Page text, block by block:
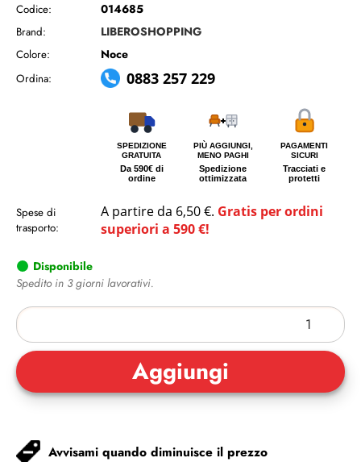
Codice: 014685
Brand: LIBEROSHOPPING
Colore: Noce
Ordina: 0883 257 229
SPEDIZIONE
GRATUITA
Da 590€ di
ordine
PIÙ AGGIUNGI,
MENO PAGHI
Spedizione
ottimizzata
PAGAMENTI
SICURI
Tracciati e
protetti
Spese di
trasporto:
A partire da 6,50 €. Gratis per ordini
superiori a 590 €!
Disponibile
Spedito in 3 giorni lavorativi.
Avvisami quando diminuisce il prezzo